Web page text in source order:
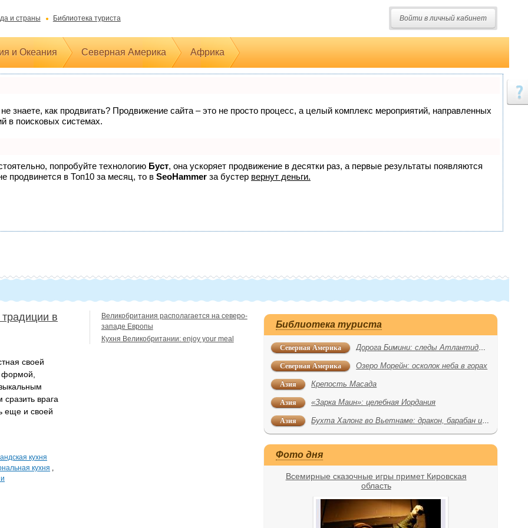
и страны Библиотека туриста Войти в личный кабинет
и Океания Северная Америка Африка
знаете, как продвигать? Продвижение сайта – это не просто процесс, а целый комплекс мероприятий, направленных
в поисковых системах.
попробуйте технологию Буст, она ускоряет продвижение в десятки раз, а первые результаты появляются
продвинется в Топ10 за месяц, то в SeoHammer за бустер вернут деньги.
в
своей
врага
еще и своей
кухня
кухня ,
Великобритания располагается на северо-
западе Европы
Кухня Великобритании: enjoy your meal
Библиотека туриста
Северная Америка Дорога Бимини: следы Атлантиды или шутка природы?
Северная Америка Озеро Морейн: осколок неба в горах
Азия Крепость Масада
Азия «Зарка Маин»: целебная Иордания
Азия Бухта Халонг во Вьетнаме: дракон, барабан и плавучий домик
Фото дня
Всемирные сказочные игры примет Кировская
область